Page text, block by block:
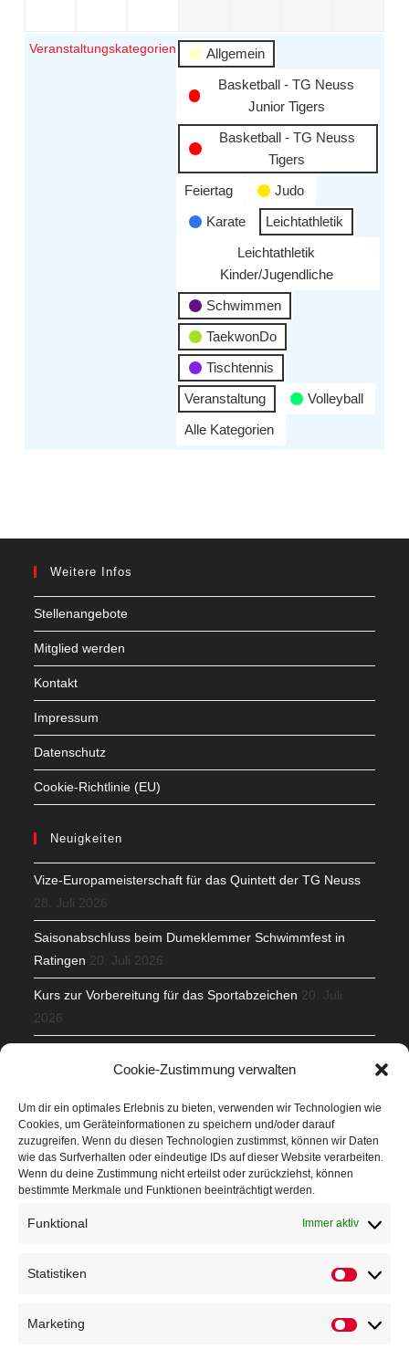
Cookie-Zustimmung verwalten
Um dir ein optimales Erlebnis zu bieten, verwenden wir Technologien wie
Cookies, um Geräteinformationen zu speichern und/oder darauf
zuzugreifen. Wenn du diesen Technologien zustimmst, können wir Daten
wie das Surfverhalten oder eindeutige IDs auf dieser Website verarbeiten.
Wenn du deine Zustimmung nicht erteilst oder zurückziehst, können
bestimmte Merkmale und Funktionen beeinträchtigt werden.
Funktional Immer aktiv
Statistiken
Marketing
Veranstaltungskategorien
Allgemein
Basketball - TG Neuss
Junior Tigers
Basketball - TG Neuss
Tigers
Feiertag
Judo
Karate
Leichtathletik
Leichtathletik
Kinder/Jugendliche
Schwimmen
TaekwonDo
Tischtennis
Veranstaltung
Volleyball
Alle Kategorien
Weitere Infos
Stellenangebote
Mitglied werden
Kontakt
Impressum
Datenschutz
Cookie-Richtlinie (EU)
Neuigkeiten
Vize-Europameisterschaft für das Quintett der TG Neuss
28. Juli 2026
Saisonabschluss beim Dumeklemmer Schwimmfest in
Ratingen 20. Juli 2026
Kurs zur Vorbereitung für das Sportabzeichen 20. Juli
2026
Veranstaltungen
Höffner Run
Kindersportfest